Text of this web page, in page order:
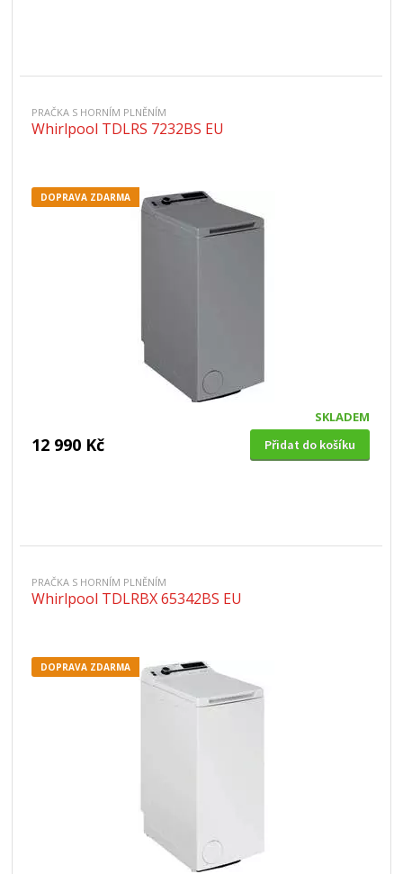
PRAČKA S HORNÍM PLNĚNÍM
Whirlpool TDLRS 7232BS EU
DOPRAVA ZDARMA
SKLADEM
12 990 Kč Přidat do košíku
PRAČKA S HORNÍM PLNĚNÍM
Whirlpool TDLRBX 65342BS EU
DOPRAVA ZDARMA